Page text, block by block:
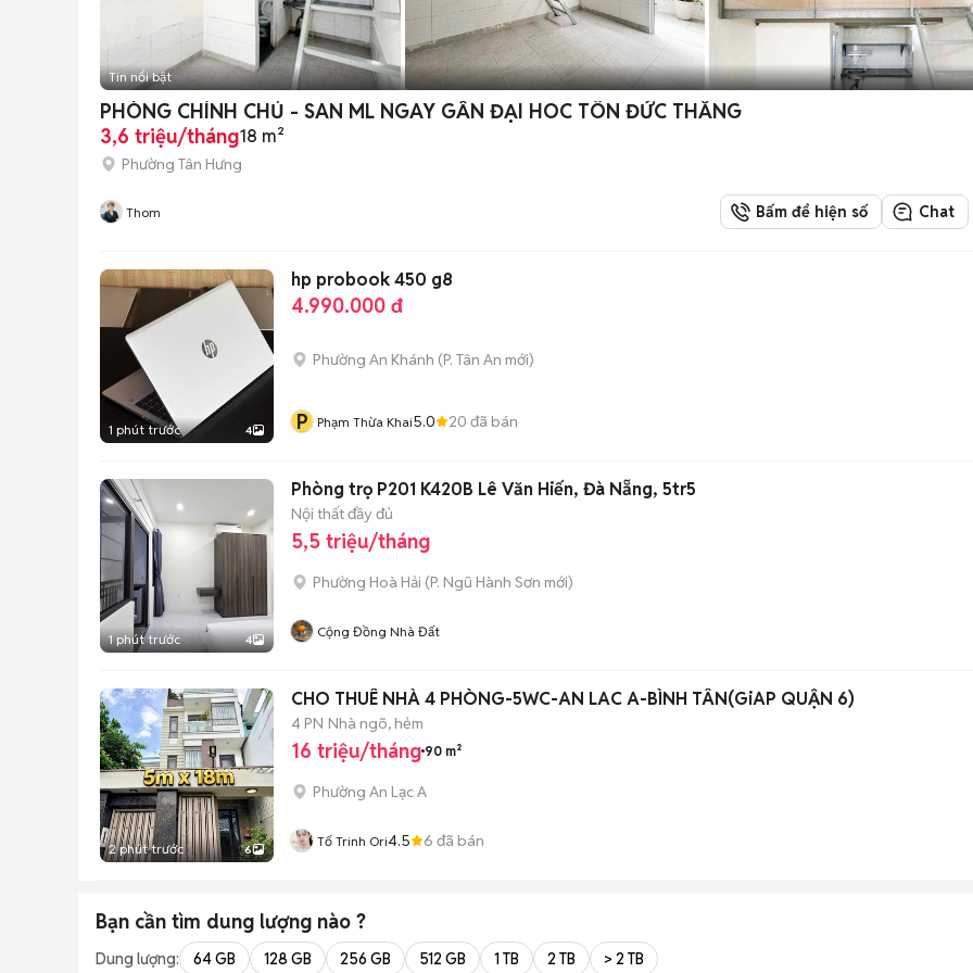
Tin nổi bật
PHÒNG CHÍNH CHỦ - SAN ML NGAY GẦN ĐẠI HOC TÔN ĐỨC THẮNG
3,6 triệu/tháng18 m²
Phường Tân Hưng
Thom Bấm để hiện số Chat
1 phút trước 4
hp probook 450 g8
4.990.000 đ
Phường An Khánh (P. Tân An mới)
P Phạm Thừa Khai5.0 20 đã bán
1 phút trước 4
Phòng trọ P201 K420B Lê Văn Hiến, Đà Nẵng, 5tr5
Nội thất đầy đủ
5,5 triệu/tháng
Phường Hoà Hải (P. Ngũ Hành Sơn mới)
Cộng Đồng Nhà Đất
2 phút trước 6
CHO THUÊ NHÀ 4 PHÒNG-5WC-AN LAC A-BÌNH TÂN(GiAP QUẬN 6)
4 PN Nhà ngõ, hẻm
16 triệu/tháng 90 m²
Phường An Lạc A
Tố Trinh Ori4.5 6 đã bán
Bạn cần tìm dung lượng nào ?
Dung lượng: 64 GB 128 GB 256 GB 512 GB 1 TB 2 TB > 2 TB